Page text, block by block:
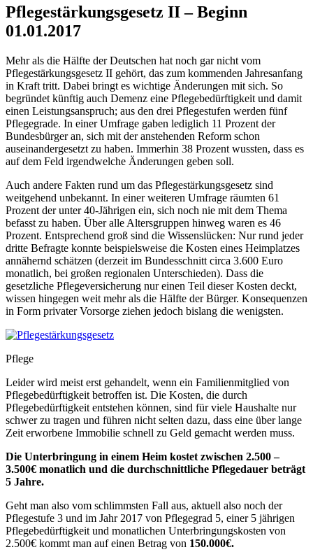
Pflegestärkungsgesetz II – Beginn
01.01.2017
Mehr als die Hälfte der Deutschen hat noch gar nicht vom
Pflegestärkungsgesetz II gehört, das zum kommenden Jahresanfang
in Kraft tritt. Dabei bringt es wichtige Änderungen mit sich. So
begründet künftig auch Demenz eine Pflegebedürftigkeit und damit
einen Leistungsanspruch; aus den drei Pflegestufen werden fünf
Pflegegrade. In einer Umfrage gaben lediglich 11 Prozent der
Bundesbürger an, sich mit der anstehenden Reform schon
auseinandergesetzt zu haben. Immerhin 38 Prozent wussten, dass es
auf dem Feld irgendwelche Änderungen geben soll.
Auch andere Fakten rund um das Pflegestärkungsgesetz sind
weitgehend unbekannt. In einer weiteren Umfrage räumten 61
Prozent der unter 40-Jährigen ein, sich noch nie mit dem Thema
befasst zu haben. Über alle Altersgruppen hinweg waren es 46
Prozent. Entsprechend groß sind die Wissenslücken: Nur rund jeder
dritte Befragte konnte beispielsweise die Kosten eines Heimplatzes
annähernd schätzen (derzeit im Bundesschnitt circa 3.600 Euro
monatlich, bei großen regionalen Unterschieden). Dass die
gesetzliche Pflegeversicherung nur einen Teil dieser Kosten deckt,
wissen hingegen weit mehr als die Hälfte der Bürger. Konsequenzen
in Form privater Vorsorge ziehen jedoch bislang die wenigsten.
Pflege
Leider wird meist erst gehandelt, wenn ein Familienmitglied von
Pflegebedürftigkeit betroffen ist. Die Kosten, die durch
Pflegebedürftigkeit entstehen können, sind für viele Haushalte nur
schwer zu tragen und führen nicht selten dazu, dass eine über lange
Zeit erworbene Immobilie schnell zu Geld gemacht werden muss.
Die Unterbringung in einem Heim kostet zwischen 2.500 –
3.500€ monatlich und die durchschnittliche Pflegedauer beträgt
5 Jahre.
Geht man also vom schlimmsten Fall aus, aktuell also noch der
Pflegestufe 3 und im Jahr 2017 von Pflegegrad 5, einer 5 jährigen
Pflegebedürftigkeit und monatlichen Unterbringungskosten von
2.500€ kommt man auf einen Betrag von 150.000€.